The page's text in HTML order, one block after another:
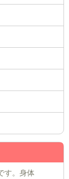
す。身体